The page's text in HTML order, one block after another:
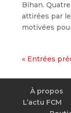
Bihan.
attirées par
motivées
« Entrées
À propos
L’actu FCM